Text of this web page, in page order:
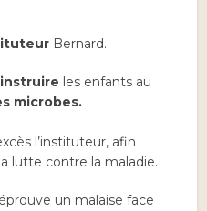
Bernard.
instruire les enfants au
microbes.
l’instituteur, afin
lutte contre la maladie.
un malaise face